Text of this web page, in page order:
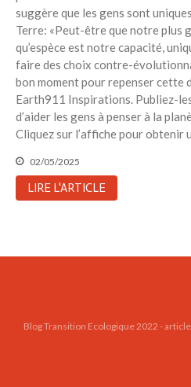
suggère que les gens sont
Terre: «Peut-être que notre plus
qu’espèce est notre capacité,
faire des choix contre-
bon moment pour repenser cette
Earth911 Inspirations. Publiez-
d’aider les gens à penser à la
Cliquez sur l’affiche pour obtenir
02/05/2025
LIRE L'ARTICLE
Blog Transition Ecologique 2022 -